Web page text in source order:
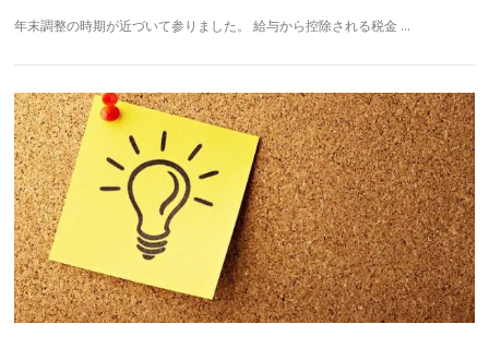
年末調整の時期が近づいて参りました。 給与から控除される税金 …